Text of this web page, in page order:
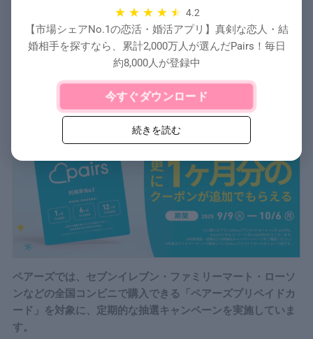
★ ★ ★ ★ 4.2
【市場シェアNo.1の恋活・婚活アプリ】真剣な恋人・結
婚相手を探すなら、累計2,000万人が選んだPairs！毎日
約8,000人が登録中
今すぐダウンロード
続きを読む
買いをすることで無駄なく活用可能。
【期間限定】ペアーズの割引キャンペーン一覧
Pairsプリペイドカード購入キャンペーン
ペアーズでは、セブンイレブン・ファミリーマート・ローソ
ンなどの全国コンビニで購入できる「ペアーズプリペイドカ
ード」を対象に、定期的な抽選キャンペーンを実施していま
す。